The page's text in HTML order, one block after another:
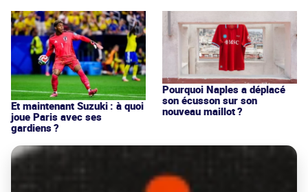
Et maintenant Suzuki : à quoi
joue Paris avec ses
gardiens ?
Pourquoi Naples a déplacé
son écusson sur son
nouveau maillot ?